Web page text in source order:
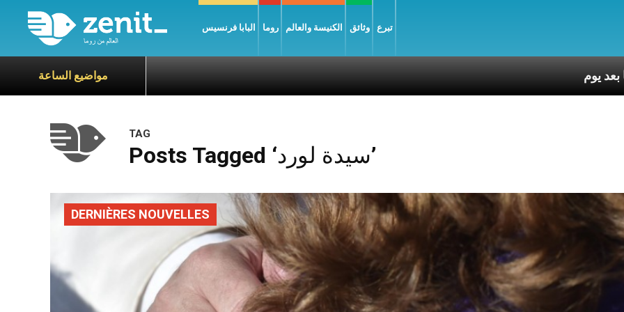
البابا فرنسيس روما الكنيسة والعالم وثائق تبرع
مواضيع الساعة
TAG
Posts Tagged ‘سيدة لورد’
DERNIÈRES NOUVELLES